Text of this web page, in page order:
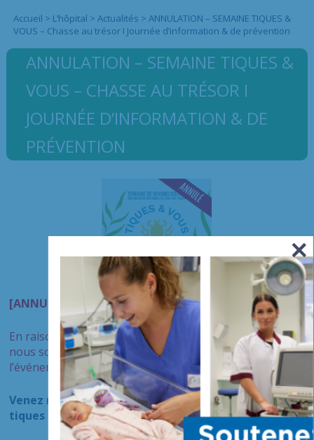
Accueil > L’hôpital > Actualités > ANNULATION – SEMAINE TIQUES &
VOUS – Chasse au trésor I Journée d’information & de prévention
ANNULATION – SEMAINE TIQUES &
VOUS – CHASSE AU TRÉSOR I
JOURNÉE D’INFORMATION & DE
PRÉVENTION
[ANNULÉ]
En raison des intempéries prévues pour la journée,
nous sommes malheureusement contraints d’annuler
l’événement à l’Île Panchout.
Venez remporter le trésor caché du monde des
tiques !